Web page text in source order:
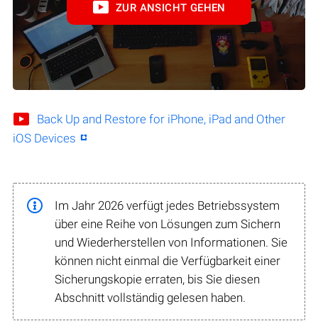
ZUR ANSICHT GEHEN
Back Up and Restore for iPhone, iPad and Other
iOS Devices
Im Jahr 2026 verfügt jedes Betriebssystem
über eine Reihe von Lösungen zum Sichern
und Wiederherstellen von Informationen. Sie
können nicht einmal die Verfügbarkeit einer
Sicherungskopie erraten, bis Sie diesen
Abschnitt vollständig gelesen haben.